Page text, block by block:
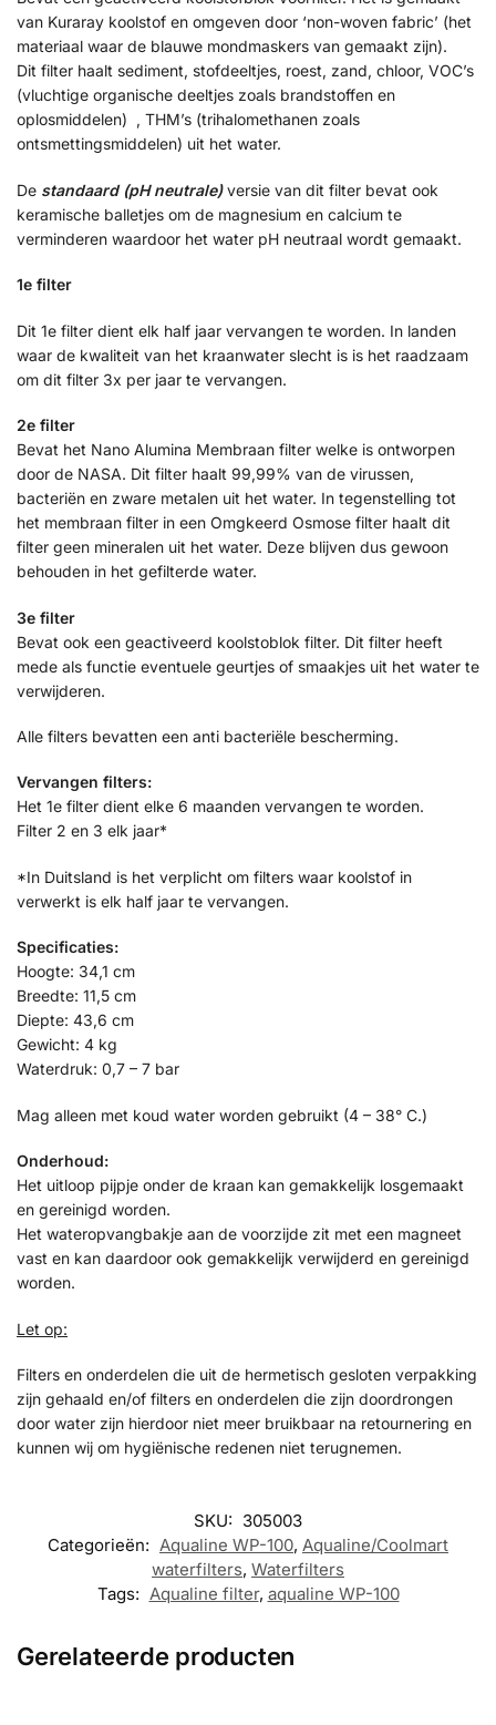
van Kuraray koolstof en omgeven door ‘non-woven fabric’ (het
materiaal waar de blauwe mondmaskers van gemaakt zijn).
Dit filter haalt sediment, stofdeeltjes, roest, zand, chloor, VOC’s
(vluchtige organische deeltjes zoals brandstoffen en
oplosmiddelen) , THM’s (trihalomethanen zoals
ontsmettingsmiddelen) uit het water.
De standaard (pH neutrale)versie van dit filter bevat ook
keramische balletjes om de magnesium en calcium te
verminderen waardoor het water pH neutraal wordt gemaakt.
1e filter
Dit 1e filter dient elk half jaar vervangen te worden. In landen
waar de kwaliteit van het kraanwater slecht is is het raadzaam
om dit filter 3x per jaar te vervangen.
2e filter
Bevat het Nano Alumina Membraan filter welke is ontworpen
door de NASA. Dit filter haalt 99,99% van de virussen,
bacteriën en zware metalen uit het water. In tegenstelling tot
het membraan filter in een Omgkeerd Osmose filter haalt dit
filter geen mineralen uit het water. Deze blijven dus gewoon
behouden in het gefilterde water.
3e filter
Bevat ook een geactiveerd koolstoblok filter. Dit filter heeft
mede als functie eventuele geurtjes of smaakjes uit het water te
verwijderen.
Alle filters bevatten een anti bacteriële bescherming.
Vervangen filters:
Het 1e filter dient elke 6 maanden vervangen te worden.
Filter 2 en 3 elk jaar*
*In Duitsland is het verplicht om filters waar koolstof in
verwerkt is elk half jaar te vervangen.
Specificaties:
Hoogte: 34,1 cm
Breedte: 11,5 cm
Diepte: 43,6 cm
Gewicht: 4 kg
Waterdruk: 0,7 – 7 bar
Mag alleen met koud water worden gebruikt (4 – 38° C.)
Onderhoud:
Het uitloop pijpje onder de kraan kan gemakkelijk losgemaakt
en gereinigd worden.
Het wateropvangbakje aan de voorzijde zit met een magneet
vast en kan daardoor ook gemakkelijk verwijderd en gereinigd
worden.
Let op:
Filters en onderdelen die uit de hermetisch gesloten verpakking
zijn gehaald en/of filters en onderdelen die zijn doordrongen
door water zijn hierdoor niet meer bruikbaar na retournering en
kunnen wij om hygiënische redenen niet terugnemen.
SKU: 305003
Categorieën: Aqualine WP-100, Aqualine/Coolmart
waterfilters, Waterfilters
Tags: Aqualine filter, aqualine WP-100
Gerelateerde producten